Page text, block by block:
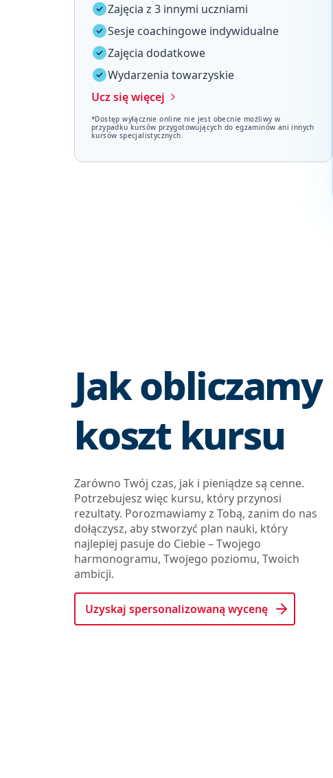
Zajęcia z 3 innymi uczniami
Sesje coachingowe indywidualne
Zajęcia dodatkowe
Wydarzenia towarzyskie
Ucz się więcej
*Dostęp wyłącznie online nie jest obecnie możliwy w
przypadku kursów przygotowujących do egzaminów ani innych
kursów specjalistycznych.
Jak obliczamy
koszt kursu
Zarówno Twój czas, jak i pieniądze są cenne.
Potrzebujesz więc kursu, który przynosi
rezultaty. Porozmawiamy z Tobą, zanim do nas
dołączysz, aby stworzyć plan nauki, który
najlepiej pasuje do Ciebie – Twojego
harmonogramu, Twojego poziomu, Twoich
ambicji.
Uzyskaj spersonalizowaną wycenę